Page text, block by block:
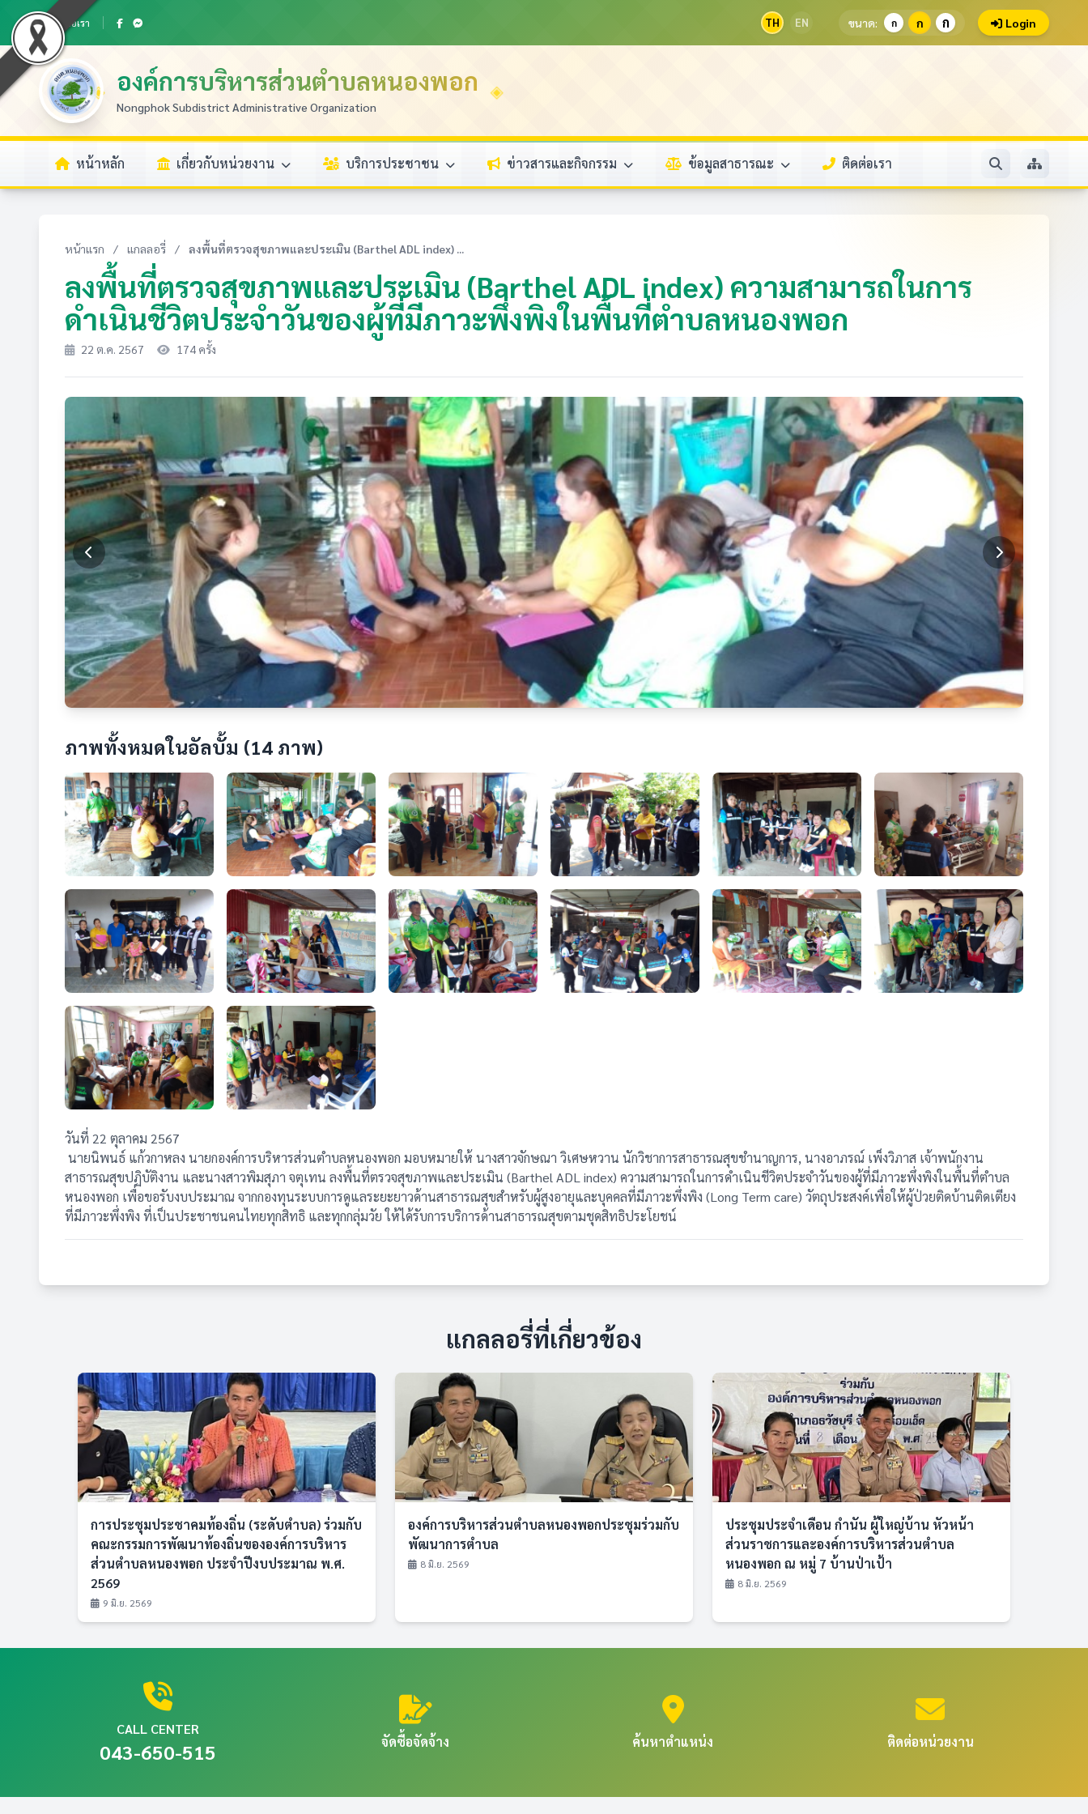
ติดต่อเรา TH EN ขนาด: ก ก ก Login
องค์การบริหารส่วนตำบลหนองพอก
Nongphok Subdistrict Administrative Organization
หน้าหลัก เกี่ยวกับหน่วยงาน บริการประชาชน ข่าวสารและกิจกรรม ข้อมูลสาธารณะ ติดต่อเรา
หน้าแรก / แกลลอรี่ / ลงพื้นที่ตรวจสุขภาพและประเมิน (Barthel ADL index) ...
ลงพื้นที่ตรวจสุขภาพและประเมิน (Barthel ADL index) ความสามารถในการ
ดำเนินชีวิตประจำวันของผู้ที่มีภาวะพึ่งพิงในพื้นที่ตำบลหนองพอก
22 ต.ค. 2567 174 ครั้ง
ภาพทั้งหมดในอัลบั้ม (14 ภาพ)
วันที่ 22 ตุลาคม 2567
นายนิพนธ์ แก้วกาหลง นายกองค์การบริหารส่วนตำบลหนองพอก มอบหมายให้ นางสาวจักษณา วิเศษหวาน นักวิชาการสาธารณสุขชำนาญการ, นางอาภรณ์ เพ็งวิภาส เจ้าพนักงาน
สาธารณสุขปฏิบัติงาน และนางสาวพิมสุภา จตุเทน ลงพื้นที่ตรวจสุขภาพและประเมิน (Barthel ADL index) ความสามารถในการดำเนินชีวิตประจำวันของผู้ที่มีภาวะพึ่งพิงในพื้นที่ตำบล
หนองพอก เพื่อขอรับงบประมาณ จากกองทุนระบบการดูแลระยะยาวด้านสาธารณสุขสำหรับผู้สูงอายุและบุคคลที่มีภาวะพึ่งพิง (Long Term care) วัตถุประสงค์เพื่อให้ผู้ป่วยติดบ้านติดเตียง
ที่มีภาวะพึ่งพิง ที่เป็นประชาชนคนไทยทุกสิทธิ และทุกกลุ่มวัย ให้ได้รับการบริการด้านสาธารณสุขตามชุดสิทธิประโยชน์
แกลลอรี่ที่เกี่ยวข้อง
การประชุมประชาคมท้องถิ่น (ระดับตำบล) ร่วมกับ
คณะกรรมการพัฒนาท้องถิ่นขององค์การบริหาร
ส่วนตำบลหนองพอก ประจำปีงบประมาณ พ.ศ.
2569
9 มิ.ย. 2569
องค์การบริหารส่วนตำบลหนองพอกประชุมร่วมกับ
พัฒนาการตำบล
8 มิ.ย. 2569
ประชุมประจำเดือน กำนัน ผู้ใหญ่บ้าน หัวหน้า
ส่วนราชการและองค์การบริหารส่วนตำบล
หนองพอก ณ หมู่ 7 บ้านป่าเป้า
8 มิ.ย. 2569
CALL CENTER
043-650-515 จัดซื้อจัดจ้าง ค้นหาตำแหน่ง ติดต่อหน่วยงาน